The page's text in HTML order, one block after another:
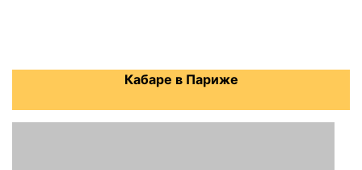
Кабаре в Париже